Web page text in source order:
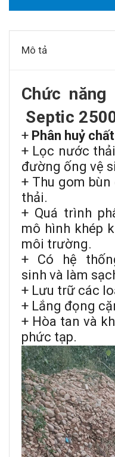
Mô tả
Chức
Septic
+ Phân huỷ
+ Lọc nước
đường ống vệ
+ Thu gom
thải.
+ Quá trình
mô hình khép
môi trường.
+ Có hệ
sinh và làm
+ Lưu trữ các
+ Lắng đọng
+ Hòa tan và
phức tạp.